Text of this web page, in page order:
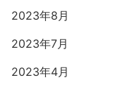
2023年8月
2023年7月
2023年4月